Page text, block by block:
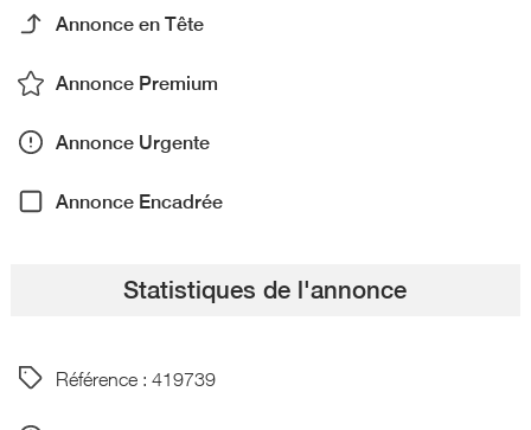
Annonce en Tête
Annonce Premium
Annonce Urgente
Annonce Encadrée
Statistiques de l'annonce
Référence : 419739